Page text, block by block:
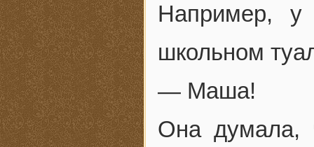
Например,
школьном
— Маша!
Она думала,